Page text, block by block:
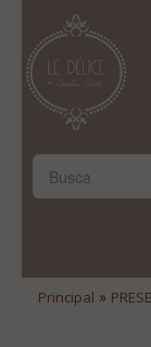
Principal »